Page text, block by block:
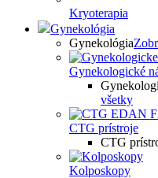
Kryoterapia
Gynekológia
Gynekológia
Gynekologické
všetky
CTG prístroje
CTG
Kolposkopy